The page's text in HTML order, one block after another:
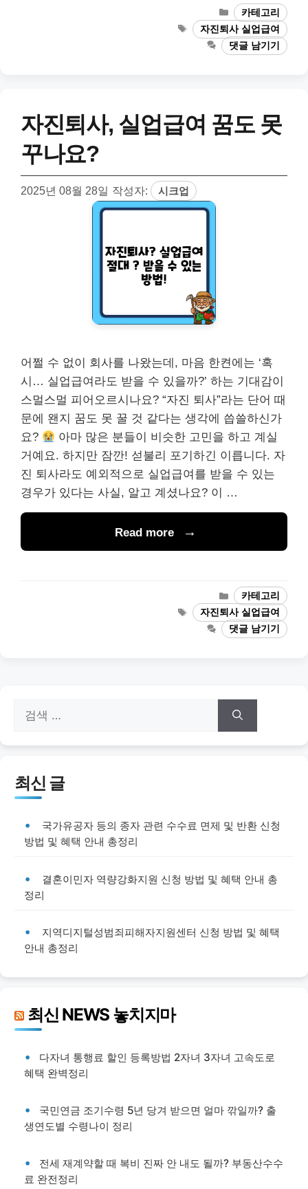
카
테
고
리
카테고리
태
그
자진퇴사 실업급여
댓글 남기기
자진퇴사, 실업급여 꿈도 못
꾸나요?
2025년 08월 28일 작성자: 시크업
어쩔 수 없이 회사를 나왔는데, 마음 한켠에는 ‘혹
시… 실업급여라도 받을 수 있을까?’ 하는 기대감이
스멀스멀 피어오르시나요? “자진 퇴사”라는 단어 때
문에 왠지 꿈도 못 꿀 것 같다는 생각에 씁쓸하신가
요?
아마 많은 분들이 비슷한 고민을 하고 계실
거예요. 하지만 잠깐! 섣불리 포기하긴 이릅니다. 자
진 퇴사라도 예외적으로 실업급여를 받을 수 있는
경우가 있다는 사실, 알고 계셨나요? 이 …
Read more
카
테
고
리
카테고리
태
그
자진퇴사 실업급여
댓글 남기기
색:
최신 글
국가유공자 등의 종자 관련 수수료 면제 및 반환 신청
방법 및 혜택 안내 총정리
결혼이민자 역량강화지원 신청 방법 및 혜택 안내 총
정리
지역디지털성범죄피해자지원센터 신청 방법 및 혜택
안내 총정리
최신 NEWS 놓치지마
다자녀 통행료 할인 등록방법 2자녀 3자녀 고속도로
혜택 완벽정리
국민연금 조기수령 5년 당겨 받으면 얼마 깎일까? 출
생연도별 수령나이 정리
전세 재계약할 때 복비 진짜 안 내도 될까? 부동산수수
료 완전정리